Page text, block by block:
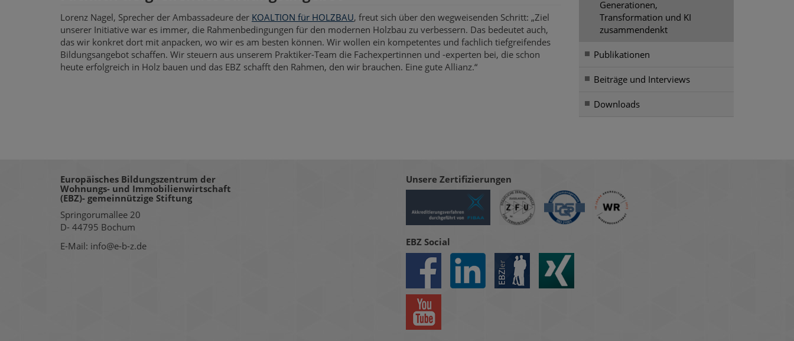
Lorenz Nagel, Sprecher der Ambassadeure der KOALTION für HOLZBAU, freut sich über den wegweisenden Schritt: „Ziel
unserer Initiative war es immer, die Rahmenbedingungen für den modernen Holzbau zu verbessern. Das bedeutet auch,
das wir konkret dort mit anpacken, wo wir es am besten können. Wir wollen ein kompetentes und fachlich tiefgreifendes
Bildungsangebot schaffen. Wir steuern aus unserem Praktiker-Team die Fachexpertinnen und -experten bei, die schon
heute erfolgreich in Holz bauen und das EBZ schafft den Rahmen, den wir brauchen. Eine gute Allianz.“
Generationen,
Transformation und KI
zusammendenkt
Publikationen
Beiträge und Interviews
Downloads
Europäisches Bildungszentrum der
Wohnungs- und Immobilienwirtschaft
(EBZ)- gemeinnützige Stiftung
Springorumallee 20
D- 44795 Bochum
E-Mail: info@e-b-z.de
Unsere Zertifizierungen
EBZ Social